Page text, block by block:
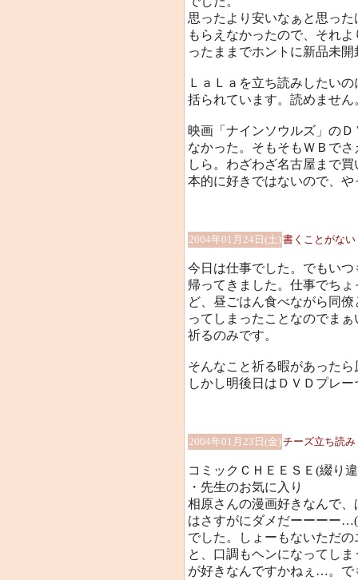
思ったより安いなぁと思っ
もらえなかったので、それ
ったままでホントに新品未
ＬａＬａを立ち読みしたい
括られています。読めません
映画「ナインソウルズ」の
なかった。そもそもＷＢで
しら。わざわざ名古屋まで
本的に好きではないので、
2004年01月24日(土)書くことがない
今日は仕事でした。でもい
帰ってきました。仕事でち
ど、昼ごはん食べながら同
ってしまったことなのでま
祈るのみです。
そんなこと祈る暇があった
しかし明後日はＤＶＤプレ
2004年01月23日(金)チーズ立ち読み
コミックＣＨＥＥＳＥ(綴り
・先生のお気に入り
相原さんの漫画好きなんで
はさすがにダメだーーーー
でした。しょーもないただ
と、口調もヘンになってし
が好きなんですかねぇ…。で